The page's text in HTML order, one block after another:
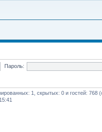
Пароль:
1, скрытых: 0 и гостей: